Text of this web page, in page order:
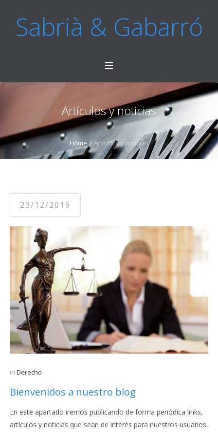
Sabrià & Gabarró
Artículos y noticias
Home / Artículos y noticias
23/12/2016
in Derecho
Bienvenidos a nuestro blog
En este apartado iremos publicando de forma periódica links,
artículos y noticias que sean de interés para nuestros usuarios.